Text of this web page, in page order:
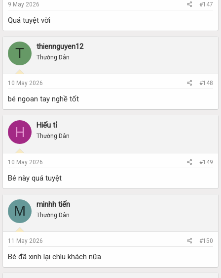
9 May 2026 #147
Quá tuyệt vời
T thiennguyen12
Thường Dân
10 May 2026 #148
bé ngoan tay nghề tốt
H Hiếu tỉ
Thường Dân
10 May 2026 #149
Bé này quá tuyệt
M minhh tiến
Thường Dân
11 May 2026 #150
Bé đã xinh lại chìu khách nữa